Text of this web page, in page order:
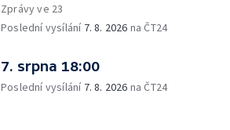
Zprávy ve 23
Poslední vysílání 7. 8. 2026 na ČT24
7. srpna 18:00
Poslední vysílání 7. 8. 2026 na ČT24